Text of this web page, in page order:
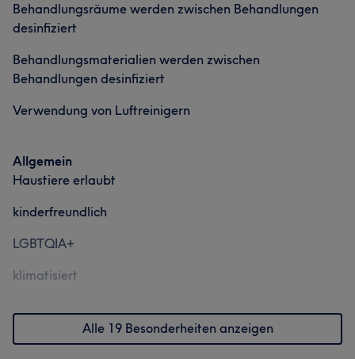
Aufmerksam
Behandlungsräume werden zwischen Behandlungen
desinfiziert
Behandlungsmaterialien werden zwischen
Behandlungen desinfiziert
Verwendung von Luftreinigern
Allgemein
Haustiere erlaubt
kinderfreundlich
LGBTQIA+
klimatisiert
Alle 19 Besonderheiten anzeigen